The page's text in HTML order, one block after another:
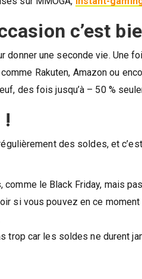
c’est
une seconde vie. Une
Rakuten, Amazon ou
des fois jusqu’à – 50 %
!
des soldes, et
le Black Friday, mais
si vous pouvez en ce
trop car les soldes ne durent